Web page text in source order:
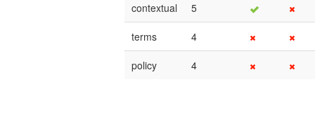
contextual 5
terms 4
policy 4